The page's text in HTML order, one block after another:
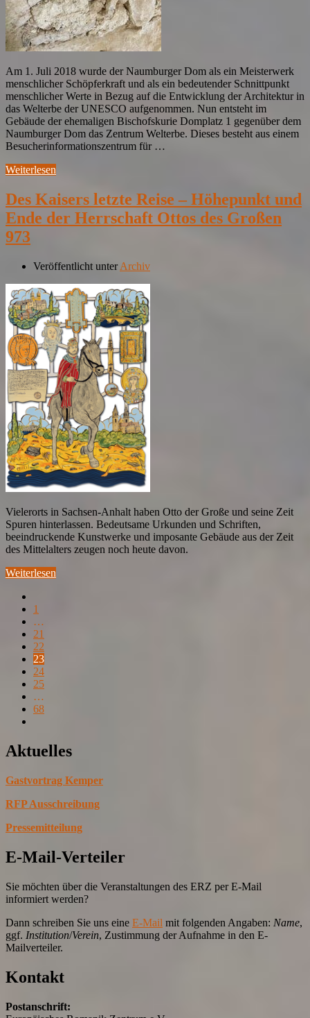
Am 1. Juli 2018 wurde der Naumburger Dom als ein Meisterwerk
menschlicher Schöpferkraft und als ein bedeutender Schnittpunkt
menschlicher Werte in Bezug auf die Entwicklung der Architektur in
das Welterbe der UNESCO aufgenommen. Nun entsteht im
Gebäude der ehemaligen Bischofskurie Domplatz 1 gegenüber dem
Naumburger Dom das Zentrum Welterbe. Dieses besteht aus einem
Besucherinformationszentrum für …
Weiterlesen
Des Kaisers letzte Reise – Höhepunkt und
Ende der Herrschaft Ottos des Großen
973
Veröffentlicht unterArchiv
Vielerorts in Sachsen-Anhalt haben Otto der Große und seine Zeit
Spuren hinterlassen. Bedeutsame Urkunden und Schriften,
beeindruckende Kunstwerke und imposante Gebäude aus der Zeit
des Mittelalters zeugen noch heute davon.
Weiterlesen
1
…
21
22
23
24
25
…
68
Aktuelles
Gastvortrag Kemper
RFP Ausschreibung
Pressemitteilung
E-Mail-Verteiler
Sie möchten über die Veranstaltungen des ERZ per E-Mail
informiert werden?
Dann schreiben Sie uns eine E-Mail mit folgenden Angaben: Name,
ggf. Institution/Verein, Zustimmung der Aufnahme in den E-
Mailverteiler.
Kontakt
Postanschrift: